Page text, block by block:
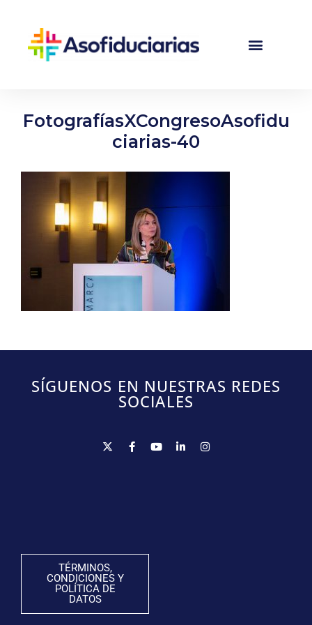
FotografíasXCongresoAsofidu
ciarias-40
SÍGUENOS EN NUESTRAS REDES
SOCIALES
TÉRMINOS,
CONDICIONES Y
POLÍTICA DE
DATOS